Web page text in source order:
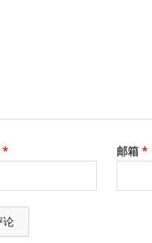
* 邮箱 *